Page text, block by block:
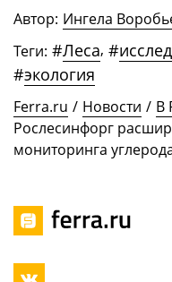
Автор: Ингела
Теги: #Леса, #
#экология
Ferra.ru / Новости / В
Рослесинфорг
мониторинга